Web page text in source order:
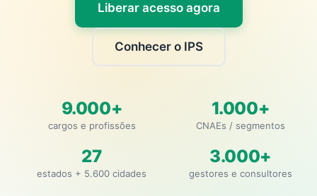
Liberar acesso agora
Conhecer o IPS
9.000+
cargos e profissões
1.000+
CNAEs / segmentos
27
estados + 5.600 cidades
3.000+
gestores e consultores